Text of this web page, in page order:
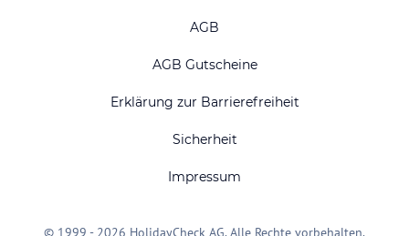
AGB
AGB Gutscheine
Erklärung zur Barrierefreiheit
Sicherheit
Impressum
© 1999 - 2026 HolidayCheck AG. Alle Rechte vorbehalten.